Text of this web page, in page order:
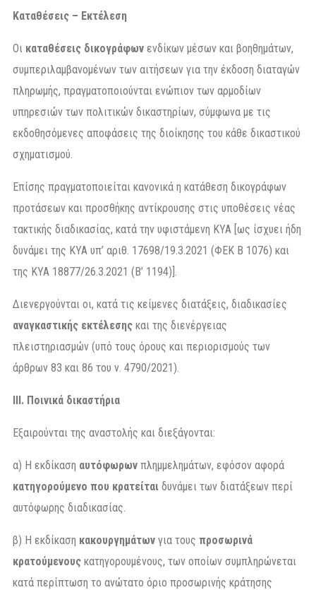
Καταθέσεις – Εκτέλεση
Οι καταθέσεις δικογράφων ενδίκων μέσων και βοηθημάτων,
συμπεριλαμβανομένων των αιτήσεων για την έκδοση διαταγών
πληρωμής, πραγματοποιούνται ενώπιον των αρμοδίων
υπηρεσιών των πολιτικών δικαστηρίων, σύμφωνα με τις
εκδοθησόμενες αποφάσεις της διοίκησης του κάθε δικαστικού
σχηματισμού.
Επίσης πραγματοποιείται κανονικά η κατάθεση δικογράφων
προτάσεων και προσθήκης αντίκρουσης στις υποθέσεις νέας
τακτικής διαδικασίας, κατά την υφιστάμενη ΚΥΑ [ως ίσχυει ήδη
δυνάμει της ΚΥΑ υπ’ αριθ. 17698/19.3.2021 (ΦΕΚ Β 1076) και
της ΚΥΑ 18877/26.3.2021 (Β’ 1194)].
Διενεργούνται οι, κατά τις κείμενες διατάξεις, διαδικασίες
αναγκαστικής εκτέλεσης και της διενέργειας
πλειστηριασμών (υπό τους όρους και περιορισμούς των
άρθρων 83 και 86 του ν. 4790/2021).
ΙΙΙ. Ποινικά δικαστήρια
Εξαιρούνται της αναστολής και διεξάγονται:
α) Η εκδίκαση αυτόφωρων πλημμελημάτων, εφόσον αφορά
κατηγορούμενο που κρατείται δυνάμει των διατάξεων περί
αυτόφωρης διαδικασίας.
β) Η εκδίκαση κακουργημάτων για τους προσωρινά
κρατούμενους κατηγορουμένους, των οποίων συμπληρώνεται
κατά περίπτωση το ανώτατο όριο προσωρινής κράτησης